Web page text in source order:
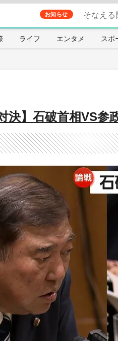
お知らせ そなえる
ライフ エンタメ スポ
決】石破首相VS